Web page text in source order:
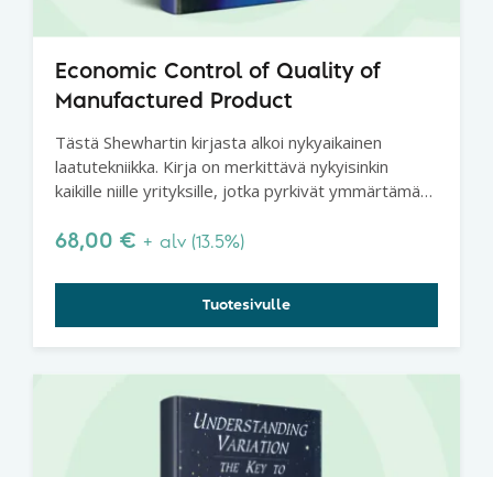
Economic Control of Quality of
Manufactured Product
Tästä Shewhartin kirjasta alkoi nykyaikainen
laatutekniikka. Kirja on merkittävä nykyisinkin
kaikille niille yrityksille, jotka pyrkivät ymmärtämään
Shewhartin luoma perusta ei horju.
68,00 € + alv (13.5%)
Tuotesivulle